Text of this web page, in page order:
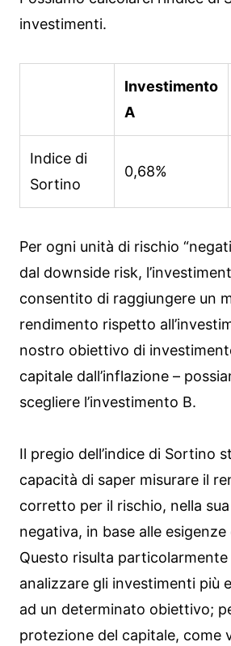
investimenti.
Investimento
A
Indice di
Sortino
0,68%
Per ogni unità di rischio
dal downside risk,
consentito di raggiungere un
rendimento rispetto
nostro obiettivo di
capitale dall’inflazione –
scegliere l’investimento B.
Il pregio dell’indice di Sortino
capacità di saper misurare il
corretto per il rischio, nella
negativa, in base alle esigenze
Questo risulta
analizzare gli investimenti più
ad un determinato obiettivo;
protezione del capitale, come